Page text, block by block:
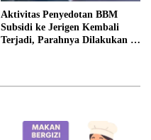
Aktivitas Penyedotan BBM
Subsidi ke Jerigen Kembali
Terjadi, Parahnya Dilakukan di